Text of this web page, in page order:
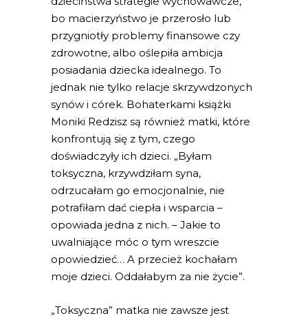
bo macierzyństwo je przerosło lub
przygniotły problemy finansowe czy
zdrowotne, albo oślepiła ambicja
posiadania dziecka idealnego. To
jednak nie tylko relacje skrzywdzonych
synów i córek. Bohaterkami książki
Moniki Redzisz są również matki, które
konfrontują się z tym, czego
doświadczyły ich dzieci. „Byłam
toksyczna, krzywdziłam syna,
odrzucałam go emocjonalnie, nie
potrafiłam dać ciepła i wsparcia –
opowiada jedna z nich. – Jakie to
uwalniające móc o tym wreszcie
opowiedzieć… A przecież kochałam
moje dzieci. Oddałabym za nie życie”.
„Toksyczna” matka nie zawsze jest